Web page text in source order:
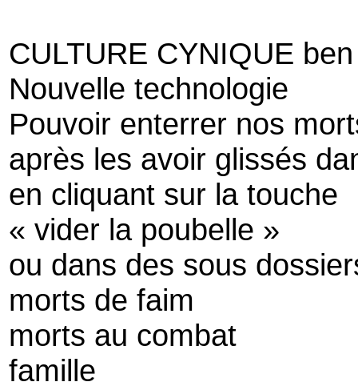
CULTURE CYNIQUE
Nouvelle technologie
Pouvoir enterrer nos
après les avoir glissés
en cliquant sur la touche
« vider la poubelle »
ou dans des sous
morts de faim
morts au combat
famille